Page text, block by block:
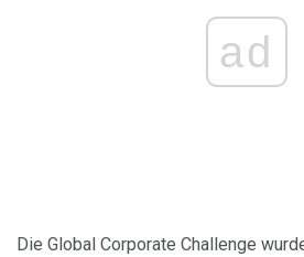
ad
Die Global Corporate Challenge